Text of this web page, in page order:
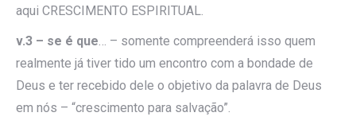
aqui CRESCIMENTO ESPIRITUAL.
v.3 – se é que… – somente compreenderá isso quem
realmente já tiver tido um encontro com a bondade de
Deus e ter recebido dele o objetivo da palavra de Deus
em nós – “crescimento para salvação”.